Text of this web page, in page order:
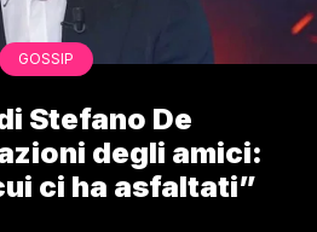
GOSSIP
Stefano De
degli amici:
ci ha asfaltati”